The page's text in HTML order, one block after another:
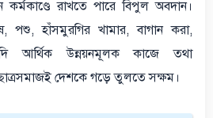
রাখতে পারে বিপুল অবদান।
পশু, হাঁসমুরগির খামার, বাগান করা,
আর্থিক উন্নয়নমূলক কাজে তথা
ছাত্রসমাজই দেশকে গড়ে তুলতে সক্ষম।